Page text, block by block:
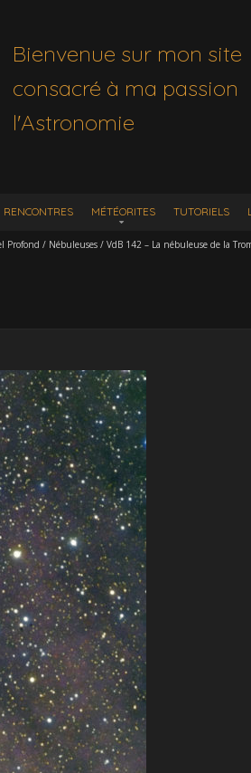
Bienvenue sur mon site
consacré à ma passion
l'Astronomie
RENCONTRES MÉTÉORITES TUTORIELS
Profond / Nébuleuses /VdB 142 – La nébuleuse de la